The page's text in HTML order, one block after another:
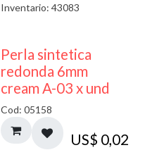
Inventario: 43083
Perla sintetica
redonda 6mm
cream A-03 x und
Cod: 05158
US$ 0,02